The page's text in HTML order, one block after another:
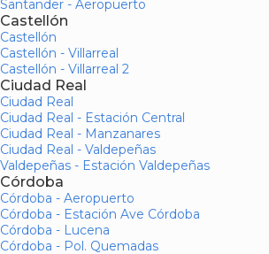
Santander - Aeropuerto
Castellón
Castellón
Castellón - Villarreal
Castellón - Villarreal 2
Ciudad Real
Ciudad Real
Ciudad Real - Estación Central
Ciudad Real - Manzanares
Ciudad Real - Valdepeñas
Valdepeñas - Estación Valdepeñas
Córdoba
Córdoba - Aeropuerto
Córdoba - Estación Ave Córdoba
Córdoba - Lucena
Córdoba - Pol. Quemadas